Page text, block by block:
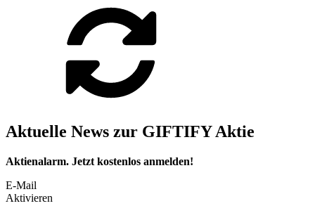
Aktuelle News zur GIFTIFY Aktie
Aktienalarm. Jetzt kostenlos anmelden!
E-Mail
Aktivieren